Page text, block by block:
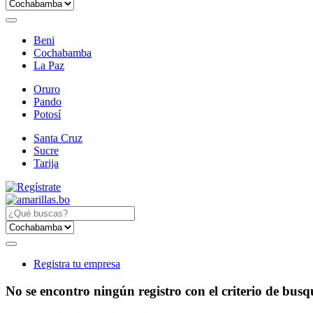
Beni
Cochabamba
La Paz
Oruro
Pando
Potosí
Santa Cruz
Sucre
Tarija
Registra tu empresa
No se encontro ningún registro con el criterio de